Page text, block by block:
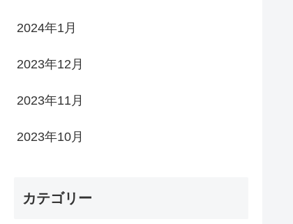
2024年1月
2023年12月
2023年11月
2023年10月
カテゴリー